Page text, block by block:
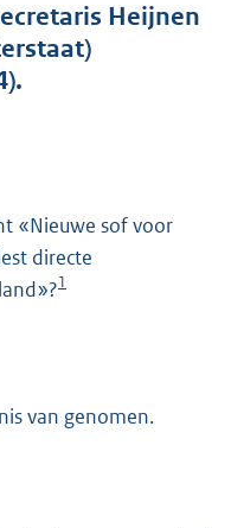
4
7
b
Heijnen
«Nieuwe sof voor
directe
1
van genomen.